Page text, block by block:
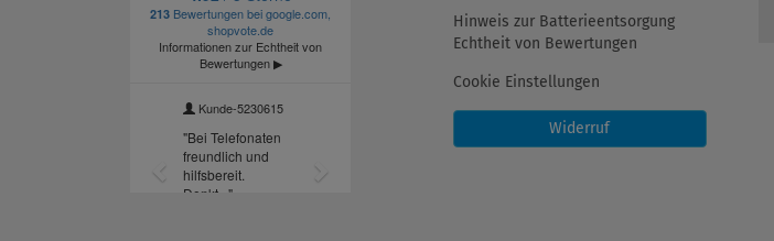
Hinweis zur Batterieentsorgung
Echtheit von Bewertungen
Cookie Einstellungen
Widerruf